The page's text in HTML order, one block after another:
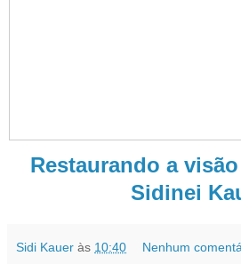
Restaurando a
Sidinei
Sidi Kauer às 10:40 Nenhum